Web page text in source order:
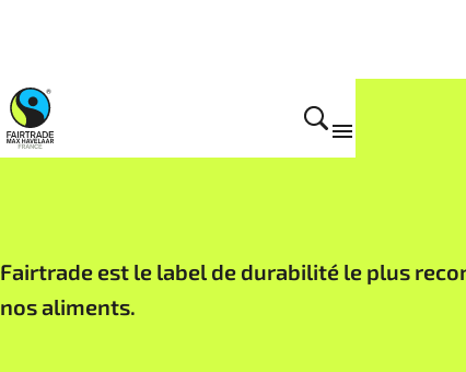
Ce que nous faisons
Fairtrade est le label de durabilité le plus
nos aliments.